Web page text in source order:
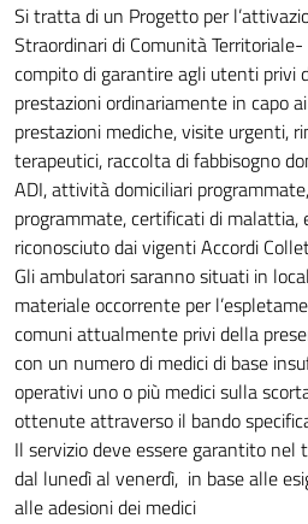
Si tratta di un Progetto per
Straordinari di Comunità Territoriale-
compito di garantire agli utenti privi
prestazioni ordinariamente in capo
prestazioni mediche, visite urgenti,
terapeutici, raccolta di fabbisogno
ADI, attività domiciliari
programmate, certificati di malattia,
riconosciuto dai vigenti Accordi
Gli ambulatori saranno situati in
materiale occorrente per
comuni attualmente privi della
con un numero di medici di base
operativi uno o più medici sulla
ottenute attraverso il bando
Il servizio deve essere garantito nel
dal lunedì al venerdì, in base alle
alle adesioni dei medici